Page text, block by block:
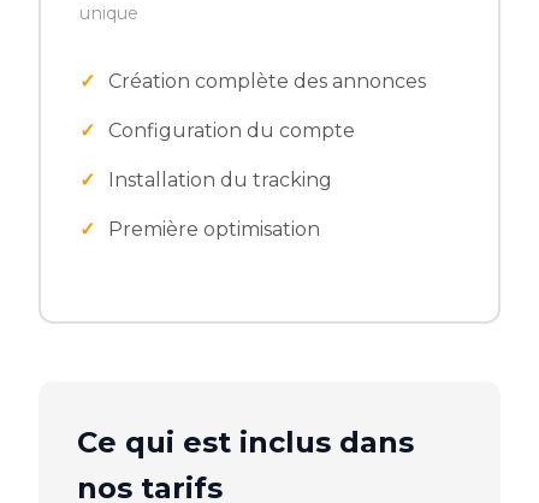
unique
Création complète des annonces
Configuration du compte
Installation du tracking
Première optimisation
Ce qui est inclus dans
nos tarifs